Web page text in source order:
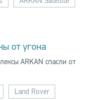
от угона
ARKAN спасли от
Land Rover